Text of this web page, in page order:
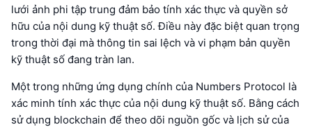
lưới ảnh phi tập trung đảm bảo tính xác thực và quyền sở
hữu của nội dung kỹ thuật số. Điều này đặc biệt quan trọng
trong thời đại mà thông tin sai lệch và vi phạm bản quyền
kỹ thuật số đang tràn lan.
Một trong những ứng dụng chính của Numbers Protocol là
xác minh tính xác thực của nội dung kỹ thuật số. Bằng cách
sử dụng blockchain để theo dõi nguồn gốc và lịch sử của